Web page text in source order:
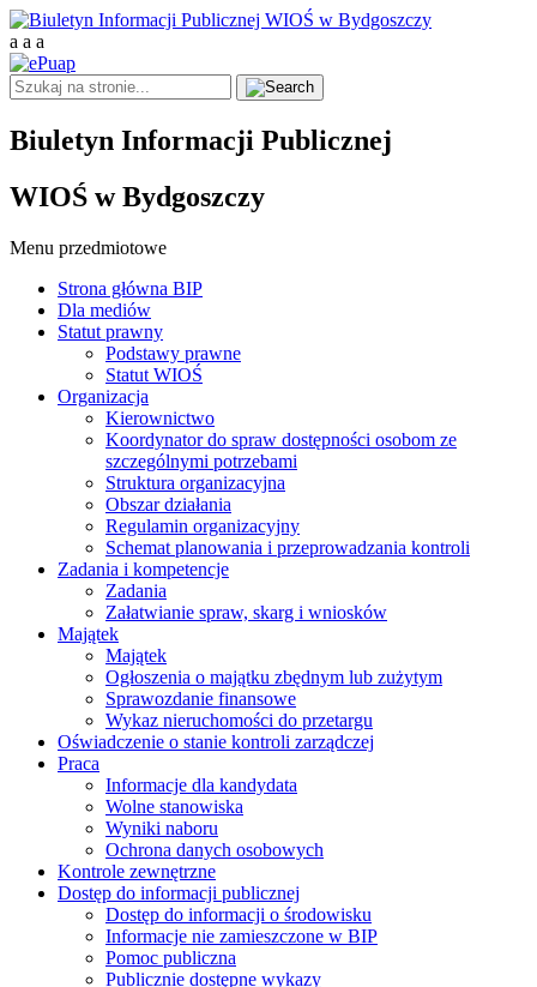
a a a
Biuletyn Informacji Publicznej
WIOŚ w Bydgoszczy
Menu przedmiotowe
Strona główna BIP
Dla mediów
Statut prawny
Podstawy prawne
Statut WIOŚ
Organizacja
Kierownictwo
Koordynator do spraw dostępności osobom ze
szczególnymi potrzebami
Struktura organizacyjna
Obszar działania
Regulamin organizacyjny
Schemat planowania i przeprowadzania kontroli
Zadania i kompetencje
Zadania
Załatwianie spraw, skarg i wniosków
Majątek
Majątek
Ogłoszenia o majątku zbędnym lub zużytym
Sprawozdanie finansowe
Wykaz nieruchomości do przetargu
Oświadczenie o stanie kontroli zarządczej
Praca
Informacje dla kandydata
Wolne stanowiska
Wyniki naboru
Ochrona danych osobowych
Kontrole zewnętrzne
Dostęp do informacji publicznej
Dostęp do informacji o środowisku
Informacje nie zamieszczone w BIP
Pomoc publiczna
Publicznie dostępne wykazy